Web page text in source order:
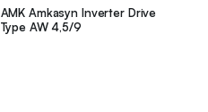
AMK Amkasyn Inverter Drive
Type AW 4,5/9